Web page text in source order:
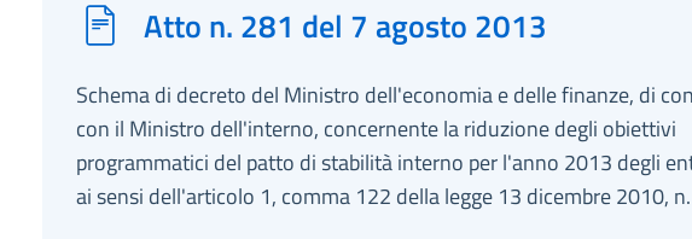
Atto n. 281 del 7 agosto 2013
Schema di decreto del Ministro dell'economia e delle finanze, di
con il Ministro dell'interno, concernente la riduzione degli obiettivi
programmatici del patto di stabilità interno per l'anno 2013 degli
ai sensi dell'articolo 1, comma 122 della legge 13 dicembre 2010,